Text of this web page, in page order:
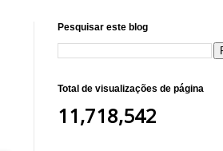
Pesquisar este blog
Total de visualizações de página
11,718,542